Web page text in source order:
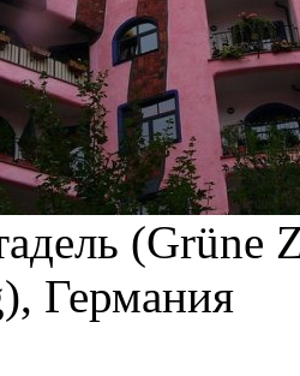
(Grüne
Германия